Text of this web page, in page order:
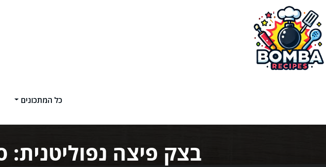
לתוכן
כל המתכונים
בצק פיצה